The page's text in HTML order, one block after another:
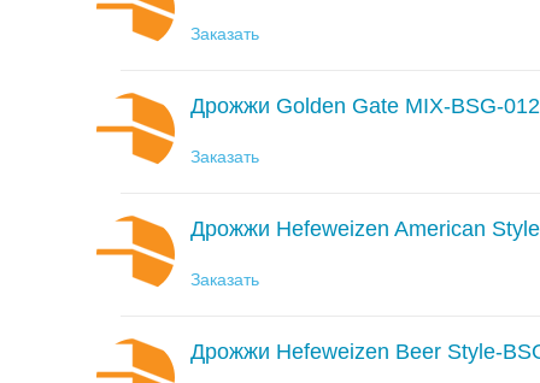
Заказать
Дрожжи Golden Gate MIX-BSG-
Заказать
Дрожжи Hefeweizen American
Заказать
Дрожжи Hefeweizen Beer Style-